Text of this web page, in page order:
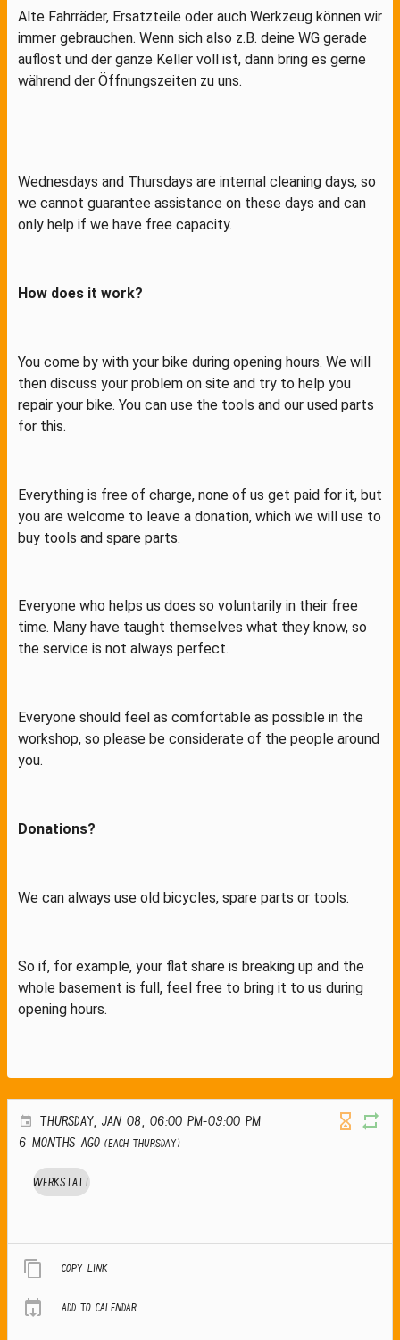
Alte Fahrräder, Ersatzteile oder auch Werkzeug können wir
immer gebrauchen. Wenn sich also z.B. deine WG gerade
auflöst und der ganze Keller voll ist, dann bring es gerne
während der Öffnungszeiten zu uns.
Wednesdays and Thursdays are internal cleaning days, so
we cannot guarantee assistance on these days and can
only help if we have free capacity.
How does it work?
You come by with your bike during opening hours. We will
then discuss your problem on site and try to help you
repair your bike. You can use the tools and our used parts
for this.
Everything is free of charge, none of us get paid for it, but
you are welcome to leave a donation, which we will use to
buy tools and spare parts.
Everyone who helps us does so voluntarily in their free
time. Many have taught themselves what they know, so
the service is not always perfect.
Everyone should feel as comfortable as possible in the
workshop, so please be considerate of the people around
you.
Donations?
We can always use old bicycles, spare parts or tools.
So if, for example, your flat share is breaking up and the
whole basement is full, feel free to bring it to us during
opening hours.
THURSDAY, JAN 08, 06:00 PM-09:00 PM
6 months ago (Each Thursday)
Werkstatt
Copy link
Add to calendar